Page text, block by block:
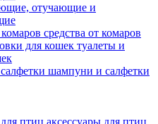
отучающие и
средства от комаров
туалеты и
шампуни и салфетки
аксессуары для птиц